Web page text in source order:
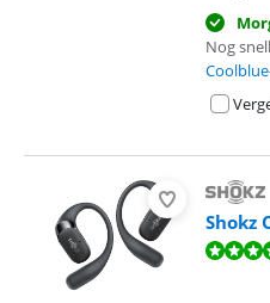
Nog
Shokz
Beoordeling is 9,4 van de 10,